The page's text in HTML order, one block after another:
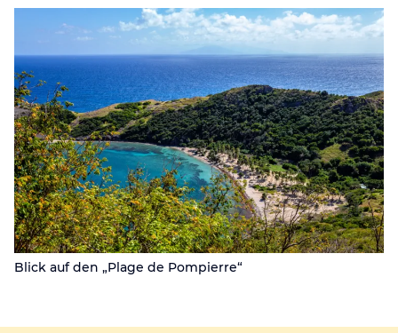
Blick auf den „Plage de Pompierre“